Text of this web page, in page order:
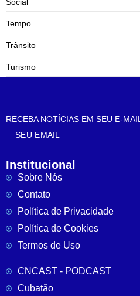
Tempo
Trânsito
Turismo
RECEBA NOTÍCIAS EM SEU E-MAIL
Institucional
Sobre Nós
Contato
Política de Privacidade
Política de Cookies
Termos de Uso
CNCAST - PODCAST
Cubatão